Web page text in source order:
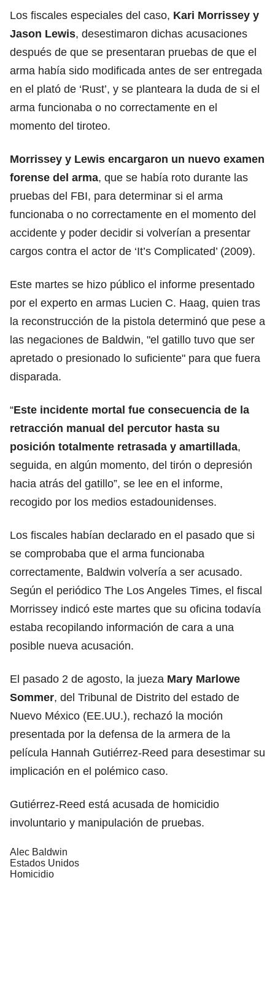
Los fiscales especiales del caso, Kari Morrissey y
Jason Lewis, desestimaron dichas acusaciones
después de que se presentaran pruebas de que el
arma había sido modificada antes de ser entregada
en el plató de ‘Rust’, y se planteara la duda de si el
arma funcionaba o no correctamente en el
momento del tiroteo.
Morrissey y Lewis encargaron un nuevo examen
forense del arma, que se había roto durante las
pruebas del FBI, para determinar si el arma
funcionaba o no correctamente en el momento del
accidente y poder decidir si volverían a presentar
cargos contra el actor de ‘It’s Complicated’ (2009).
Este martes se hizo público el informe presentado
por el experto en armas Lucien C. Haag, quien tras
la reconstrucción de la pistola determinó que pese a
las negaciones de Baldwin, "el gatillo tuvo que ser
apretado o presionado lo suficiente" para que fuera
disparada.
“Este incidente mortal fue consecuencia de la
retracción manual del percutor hasta su
posición totalmente retrasada y amartillada,
seguida, en algún momento, del tirón o depresión
hacia atrás del gatillo”, se lee en el informe,
recogido por los medios estadounidenses.
Los fiscales habían declarado en el pasado que si
se comprobaba que el arma funcionaba
correctamente, Baldwin volvería a ser acusado.
Según el periódico The Los Angeles Times, el fiscal
Morrissey indicó este martes que su oficina todavía
estaba recopilando información de cara a una
posible nueva acusación.
El pasado 2 de agosto, la jueza Mary Marlowe
Sommer, del Tribunal de Distrito del estado de
Nuevo México (EE.UU.), rechazó la moción
presentada por la defensa de la armera de la
película Hannah Gutiérrez-Reed para desestimar su
implicación en el polémico caso.
Gutiérrez-Reed está acusada de homicidio
involuntario y manipulación de pruebas.
Alec Baldwin
Estados Unidos
Homicidio